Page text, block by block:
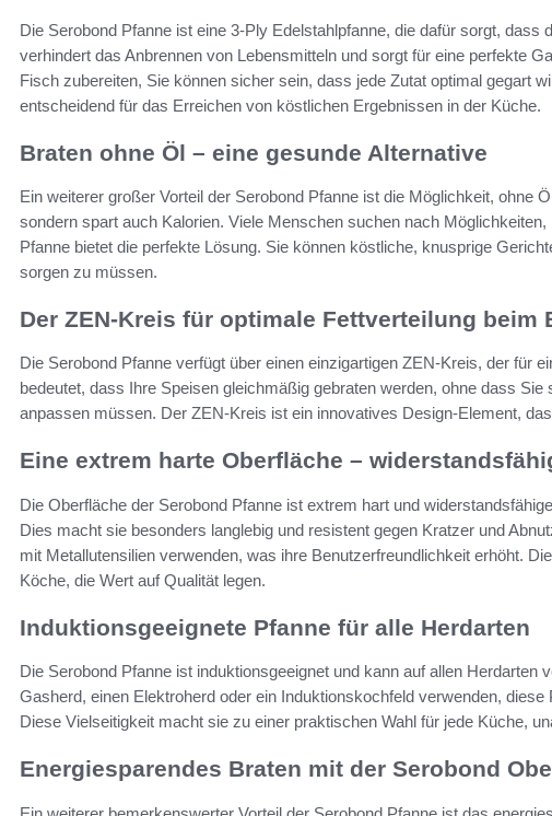
Die Serobond Pfanne ist eine 3-Ply Edelstahlpfanne, die dafür sorgt, dass
verhindert das Anbrennen von Lebensmitteln und sorgt für eine perfekte
Fisch zubereiten, Sie können sicher sein, dass jede Zutat optimal gegart
entscheidend für das Erreichen von köstlichen Ergebnissen in der Küche.
Braten ohne Öl – eine gesunde Alternative
Ein weiterer großer Vorteil der Serobond Pfanne ist die Möglichkeit, ohne
sondern spart auch Kalorien. Viele Menschen suchen nach
Pfanne bietet die perfekte Lösung. Sie können köstliche, knusprige
sorgen zu müssen.
Der ZEN-Kreis für optimale Fettverteilung beim
Die Serobond Pfanne verfügt über einen einzigartigen ZEN-Kreis, der für
bedeutet, dass Ihre Speisen gleichmäßig gebraten werden, ohne dass Sie
anpassen müssen. Der ZEN-Kreis ist ein innovatives Design-Element,
Eine extrem harte Oberfläche –
Die Oberfläche der Serobond Pfanne ist extrem hart und
Dies macht sie besonders langlebig und resistent gegen Kratzer und
mit Metallutensilien verwenden, was ihre Benutzerfreundlichkeit erhöht.
Köche, die Wert auf Qualität legen.
Induktionsgeeignete Pfanne für alle Herdarten
Die Serobond Pfanne ist induktionsgeeignet und kann auf allen Herdarten
Gasherd, einen Elektroherd oder ein Induktionskochfeld verwenden,
Diese Vielseitigkeit macht sie zu einer praktischen Wahl für jede Küche,
Energiesparendes Braten mit der Serobond